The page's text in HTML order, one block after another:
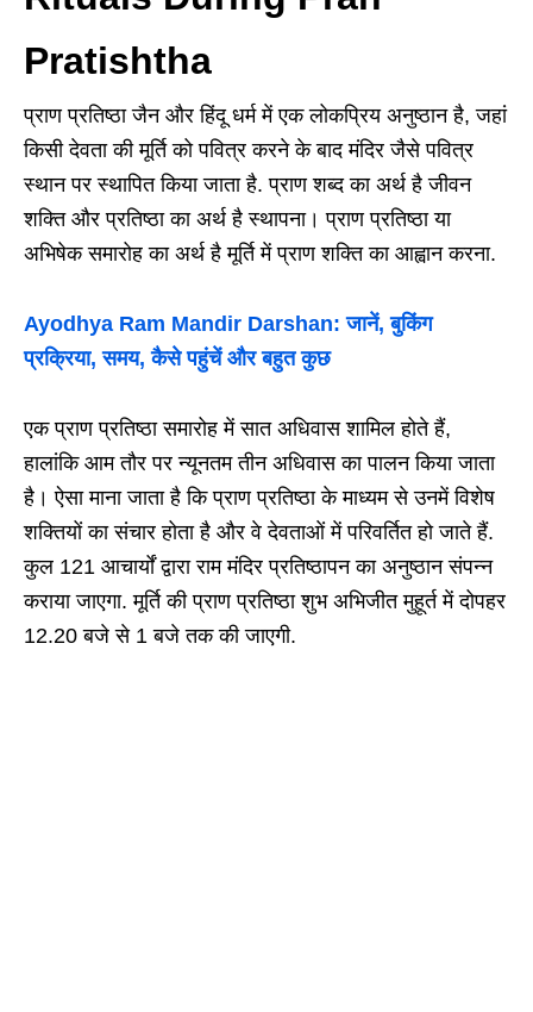
Pratishtha
प्राण प्रतिष्ठा जैन और हिंदू धर्म में एक लोकप्रिय अनुष्ठान है, जहां
किसी देवता की मूर्ति को पवित्र करने के बाद मंदिर जैसे पवित्र
स्थान पर स्थापित किया जाता है. प्राण शब्द का अर्थ है जीवन
शक्ति और प्रतिष्ठा का अर्थ है स्थापना। प्राण प्रतिष्ठा या
अभिषेक समारोह का अर्थ है मूर्ति में प्राण शक्ति का आह्वान करना.
Ayodhya Ram Mandir Darshan: जानें, बुकिंग
प्रक्रिया, समय, कैसे पहुंचें और बहुत कुछ
एक प्राण प्रतिष्ठा समारोह में सात अधिवास शामिल होते हैं,
हालांकि आम तौर पर न्यूनतम तीन अधिवास का पालन किया जाता
है। ऐसा माना जाता है कि प्राण प्रतिष्ठा के माध्यम से उनमें विशेष
शक्तियों का संचार होता है और वे देवताओं में परिवर्तित हो जाते हैं.
कुल 121 आचार्यों द्वारा राम मंदिर प्रतिष्ठापन का अनुष्ठान संपन्न
कराया जाएगा. मूर्ति की प्राण प्रतिष्ठा शुभ अभिजीत मुहूर्त में दोपहर
12.20 बजे से 1 बजे तक की जाएगी.